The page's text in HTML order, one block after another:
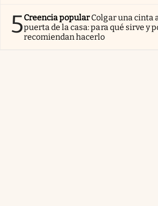
5Creencia popularColgar una cinta
puerta de la casa: para qué sirve y
recomiendan hacerlo